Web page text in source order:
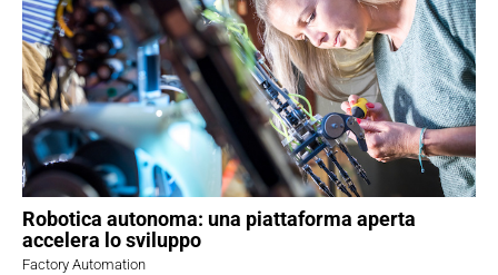
Robotica autonoma: una piattaforma aperta
accelera lo sviluppo
Factory Automation